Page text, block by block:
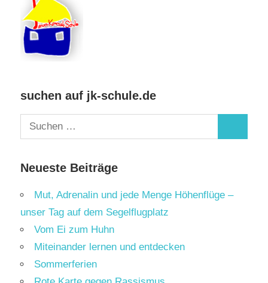
suchen auf jk-schule.de
Suchen
nach:
Neueste Beiträge
Mut, Adrenalin und jede Menge Höhenflüge –
unser Tag auf dem Segelflugplatz
Vom Ei zum Huhn
Miteinander lernen und entdecken
Sommerferien